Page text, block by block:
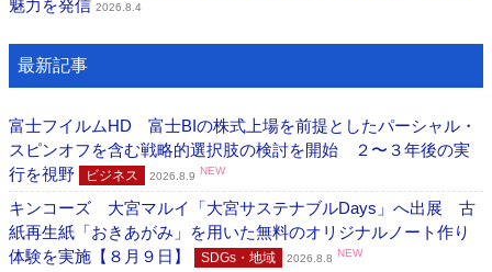
魅力を発信 2026.8.4
最新記事
富士フイルムHD 富士BIの株式上場を前提としたパーシャル・
スピンオフを含む戦略的選択肢の検討を開始 ２〜３年後の実
行を視野
ビジネス 2026.8.9 NEW
キンコーズ 大宮マルイ「大宮サステナブルDays」へ出展 古
紙再生紙「おきあがみ」を用いた無料のオリジナルノート作り
体験を実施【８月９日】
SDGs・地域 2026.8.8 NEW